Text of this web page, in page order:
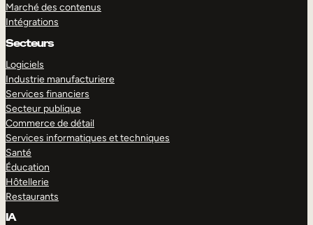
Marché des contenus
Intégrations
Secteurs
Logiciels
Industrie manufacturiere
Services financiers
Secteur publique
Commerce de détail
Services informatiques et techniques
Santé
Éducation
Hôtellerie
Restaurants
IA